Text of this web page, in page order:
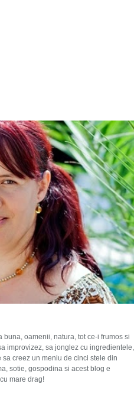
oamenii, natura, tot ce-i frumos si
improvizez, sa jonglez cu ingredientele,
creez un meniu de cinci stele din
sotie, gospodina si acest blog e
mare drag!